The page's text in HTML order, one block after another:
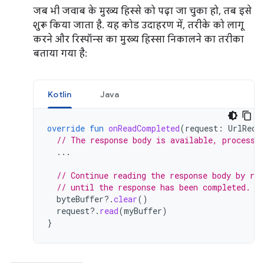
जब भी जवाब के मुख्य हिस्से को पढ़ा जा चुका हो, तब इसे
शुरू किया जाता है. यह कोड उदाहरण में, तरीके को लागू
करने और रिस्पॉन्स का मुख्य हिस्सा निकालने का तरीका
बताया गया है:
Kotlin Java
override fun onReadCompleted(request :
// The response body is available, process
...
// Continue reading the response body by
// until the response has been completed.
byteBuffer?.clear()
request?. read(myBuffer)
}